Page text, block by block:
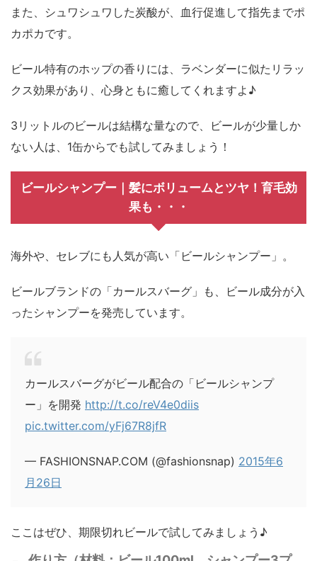
また、シュワシュワした炭酸が、血行促進して指先までポ
カポカです。
ビール特有のホップの香りには、ラベンダーに似たリラッ
クス効果があり、心身ともに癒してくれますよ♪
3リットルのビールは結構な量なので、ビールが少量しか
ない人は、1缶からでも試してみましょう！
ビールシャンプー｜髪にボリュームとツヤ！育毛効
果も・・・
海外や、セレブにも人気が高い「ビールシャンプー」。
ビールブランドの「カールスバーグ」も、ビール成分が入
ったシャンプーを発売しています。
カールスバーグがビール配合の「ビールシャンプ
ー」を開発 http://t.co/reV4e0diis
pic.twitter.com/yFj67R8jfR
— FASHIONSNAP.COM (@fashionsnap) 2015年6
月26日
ここはぜひ、期限切れビールで試してみましょう♪